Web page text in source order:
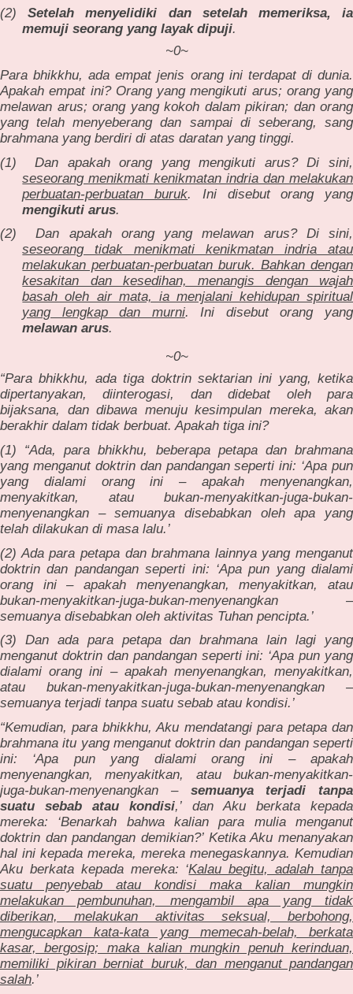
(2)Setelah menyelidiki dan setelah memeriksa, ia
memuji seorang yang layak dipuji.
~0~
Para bhikkhu, ada empat jenis orang ini terdapat di dunia.
Apakah empat ini? Orang yang mengikuti arus; orang yang
melawan arus; orang yang kokoh dalam pikiran; dan orang
yang telah menyeberang dan sampai di seberang, sang
brahmana yang berdiri di atas daratan yang tinggi.
(1)
Dan apakah orang yang mengikuti arus? Di sini,
seseorang menikmati kenikmatan indria dan melakukan
perbuatan-perbuatan buruk. Ini disebut orang yang
mengikuti arus.
(2)
Dan apakah orang yang melawan arus? Di sini,
seseorang tidak menikmati kenikmatan indria atau
melakukan perbuatan-perbuatan buruk. Bahkan dengan
kesakitan dan kesedihan, menangis dengan wajah
basah oleh air mata, ia menjalani kehidupan spiritual
yang lengkap dan murni. Ini disebut orang yang
melawan arus.
~0~
“Para bhikkhu, ada tiga doktrin sektarian ini yang, ketika
dipertanyakan, diinterogasi, dan didebat oleh para
bijaksana, dan dibawa menuju kesimpulan mereka, akan
berakhir dalam tidak berbuat. Apakah tiga ini?
(1) “Ada, para bhikkhu, beberapa petapa dan brahmana
yang menganut doktrin dan pandangan seperti ini: ‘Apa pun
yang dialami orang ini – apakah menyenangkan,
menyakitkan, atau bukan-menyakitkan-juga-bukan-
menyenangkan – semuanya disebabkan oleh apa yang
telah dilakukan di masa lalu.’
(2) Ada para petapa dan brahmana lainnya yang menganut
doktrin dan pandangan seperti ini: ‘Apa pun yang dialami
orang ini – apakah menyenangkan, menyakitkan, atau
bukan-menyakitkan-juga-bukan-menyenangkan –
semuanya disebabkan oleh aktivitas Tuhan pencipta.’
(3) Dan ada para petapa dan brahmana lain lagi yang
menganut doktrin dan pandangan seperti ini: ‘Apa pun yang
dialami orang ini – apakah menyenangkan, menyakitkan,
atau bukan-menyakitkan-juga-bukan-menyenangkan –
semuanya terjadi tanpa suatu sebab atau kondisi.’
“Kemudian, para bhikkhu, Aku mendatangi para petapa dan
brahmana itu yang menganut doktrin dan pandangan seperti
ini: ‘Apa pun yang dialami orang ini – apakah
menyenangkan, menyakitkan, atau bukan-menyakitkan-
juga-bukan-menyenangkan – semuanya terjadi tanpa
suatu sebab atau kondisi,’ dan Aku berkata kepada
mereka: ‘Benarkah bahwa kalian para mulia menganut
doktrin dan pandangan demikian?’ Ketika Aku menanyakan
hal ini kepada mereka, mereka menegaskannya. Kemudian
Aku berkata kepada mereka: ‘Kalau begitu, adalah tanpa
suatu penyebab atau kondisi maka kalian mungkin
melakukan pembunuhan, mengambil apa yang tidak
diberikan, melakukan aktivitas seksual, berbohong,
mengucapkan kata-kata yang memecah-belah, berkata
kasar, bergosip; maka kalian mungkin penuh kerinduan,
memiliki pikiran berniat buruk, dan menganut pandangan
salah.’